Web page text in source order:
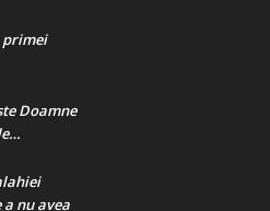
primei
Doamne
nu avea